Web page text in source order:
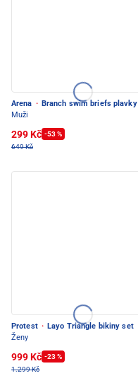
Arena · Branch swim briefs plavky
Muži
299 Kč -53 %
649 Kč
Protest · Layo Triangle bikiny set
Ženy
999 Kč -23 %
1.299 Kč